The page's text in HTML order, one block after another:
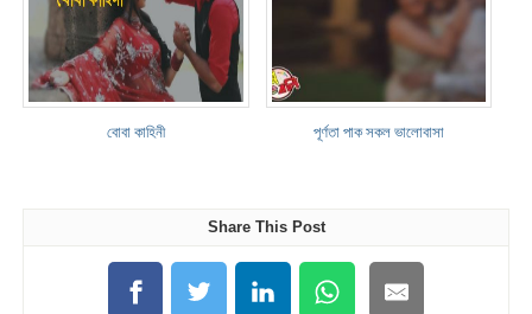
বোবা কাহিনী পূর্ণতা পাক সকল ভালোবাসা
Share This Post